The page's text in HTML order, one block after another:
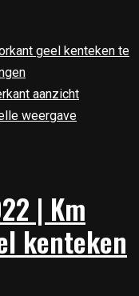
weergave
| Km
kenteken